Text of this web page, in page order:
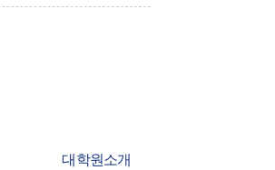
대학원소개